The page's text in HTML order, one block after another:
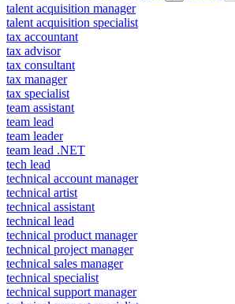
talent acquisition manager
talent acquisition specialist
tax accountant
tax advisor
tax consultant
tax manager
tax specialist
team assistant
team lead
team leader
team lead .NET
tech lead
technical account manager
technical artist
technical assistant
technical lead
technical product manager
technical project manager
technical sales manager
technical specialist
technical support manager